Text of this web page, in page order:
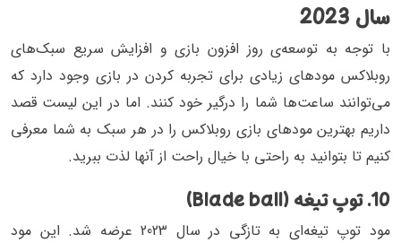
سال 2023
با توجه به توسعه‌ی روز افزون بازی و افزایش سریع سبک‌های
روبلاکس مودها‌ی زیادی برای تجربه کردن در بازی وجود دارد که
می‌توانند ساعت‌ها شما را درگیر خود کنند. اما در این لیست قصد
داریم بهترین مود‌های بازی روبلاکس را در هر سبک به شما معرفی
کنیم تا بتوانید به راحتی با خیال راحت از آنها لذت ببرید.
10. توپ تیغه (Blade ball)
مود توپ تیغه‌ای به تازگی در سال 2023 عرضه شد. این مود